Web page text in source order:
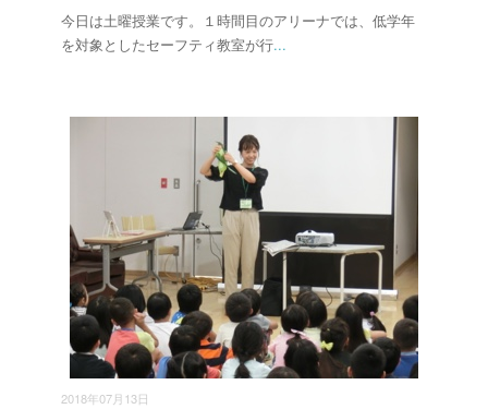
今日は土曜授業です。１時間目のアリーナでは、低学年
を対象としたセーフティ教室が行...
2018年07月13日